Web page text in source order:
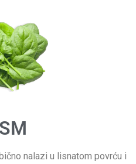
nalazi u lisnatom povrću i